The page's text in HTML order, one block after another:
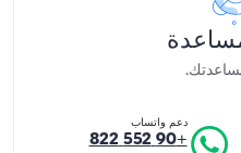
دعم واتساب
+90 552 822